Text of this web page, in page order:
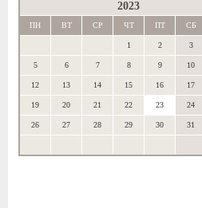
2023
ПН ВТ СР ЧТ ПТ СБ
1 2 3
5 6 7 8 9 10
12 13 14 15 16 17
19 20 21 22 23 24
26 27 28 29 30 31